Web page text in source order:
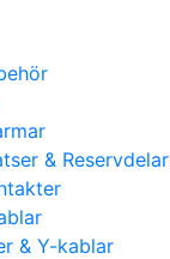
& Reservdelar
& Y-kablar